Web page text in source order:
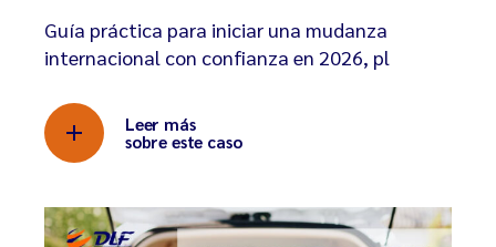
Guía práctica para iniciar una mudanza
internacional con confianza en 2026, pl
Leer más
sobre este caso